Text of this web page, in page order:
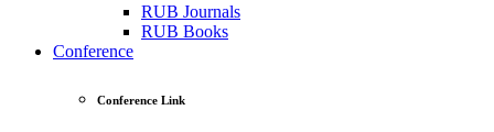
RUB Journals
RUB Books
Conference
Conference Link